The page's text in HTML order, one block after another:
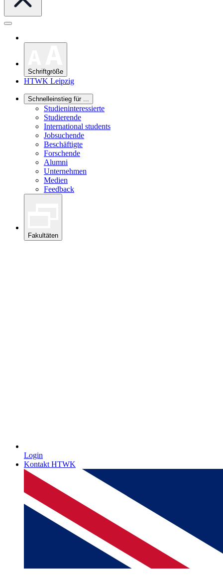
Schriftgröße
HTWK Leipzig
Schnelleinstieg für ...
Studieninteressierte
Studierende
International students
Jobsuchende
Beschäftigte
Forschende
Alumni
Unternehmen
Medien
Feedback
Fakultäten
Login
Kontakt HTWK